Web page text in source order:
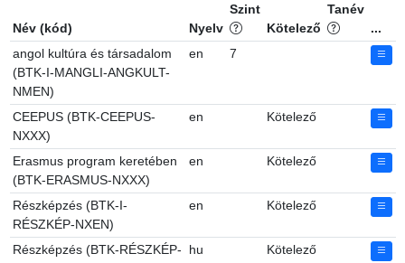
Név (kód) Nyelv
Szint
Kötelező
Tanév
...
angol kultúra és társadalom
(BTK-I-MANGLI-ANGKULT-
NMEN)
en 7
CEEPUS (BTK-CEEPUS-
NXXX)
en Kötelező
Erasmus program keretében
(BTK-ERASMUS-NXXX)
en Kötelező
Részképzés (BTK-I-
RÉSZKÉP-NXEN)
en Kötelező
Részképzés (BTK-RÉSZKÉP-
hu Kötelező